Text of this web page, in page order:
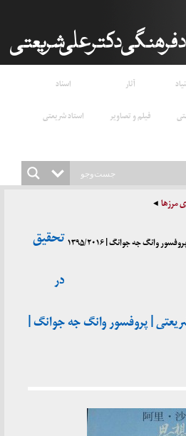
آثار
اسناد
فیلم و تصاویر
استاد شریعتی
مرزها
وانگ جه جوانگ | ۱۳۹۵/۲۰۱۶
تحقیق
در
| پروفسور وانگ جه جوانگ |